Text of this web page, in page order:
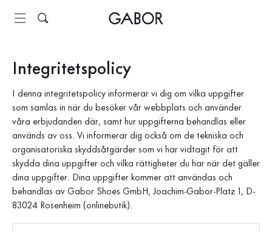
Integritetspolicy
I denna integritetspolicy informerar vi dig om vilka uppgifter
som samlas in när du besöker vår webbplats och använder
våra erbjudanden där, samt hur uppgifterna behandlas eller
används av oss. Vi informerar dig också om de tekniska och
organisatoriska skyddsåtgärder som vi har vidtagit för att
skydda dina uppgifter och vilka rättigheter du har när det gäller
dina uppgifter. Dina uppgifter kommer att användas och
behandlas av Gabor Shoes GmbH, Joachim-Gabor-Platz 1, D-
83024 Rosenheim (onlinebutik).